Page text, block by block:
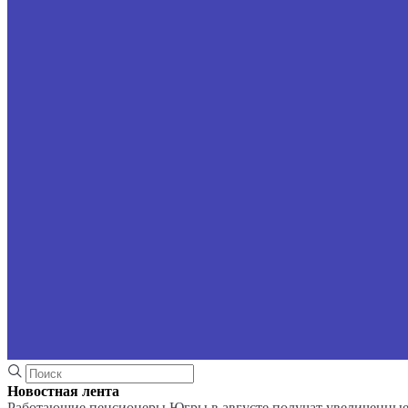
Новостная лента